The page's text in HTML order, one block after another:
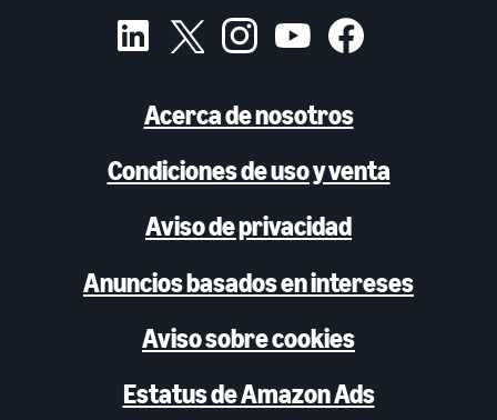
Acerca de nosotros
Condiciones de uso y venta
Aviso de privacidad
Anuncios basados en intereses
Aviso sobre cookies
Estatus de Amazon Ads